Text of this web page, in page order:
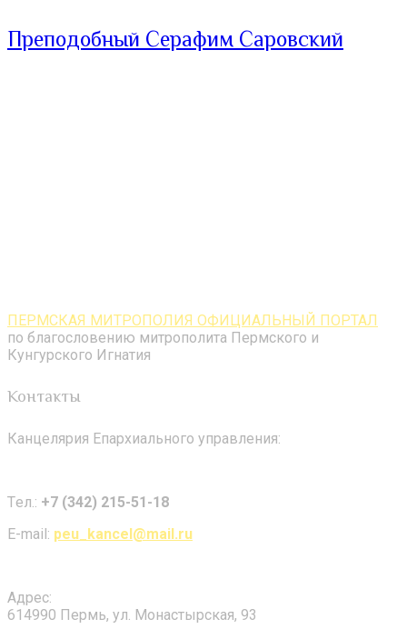
Преподобный Серафим Саровский
ПЕРМСКАЯ МИТРОПОЛИЯ ОФИЦИАЛЬНЫЙ ПОРТАЛ
по благословению митрополита Пермского и
Кунгурского Игнатия
Контакты
Канцелярия Епархиального управления:
Tел.: +7 (342) 215-51-18
E-mail: peu_kancel@mail.ru
Адрес:
614990 Пермь, ул. Монастырская, 93